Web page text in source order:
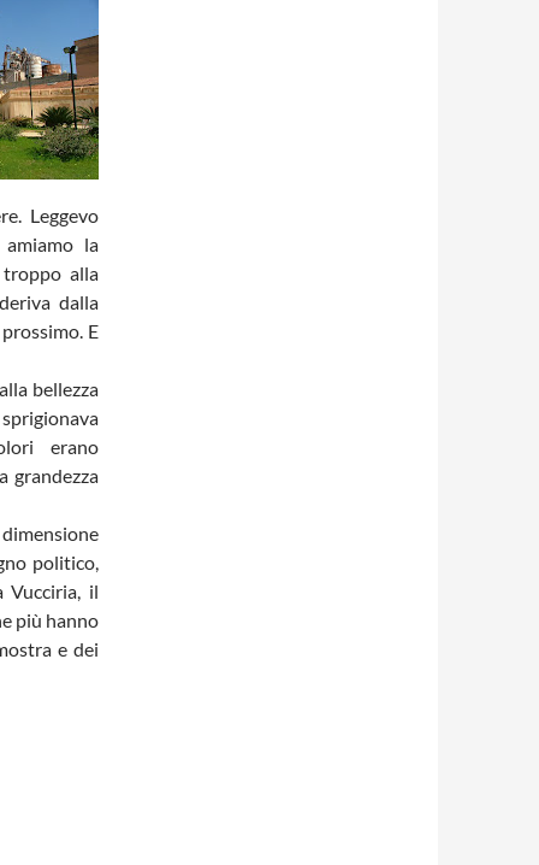
Leggevo
la
alla
dalla
E
bellezza
erano
grandezza
politico,
Vucciria, il
più hanno
e dei